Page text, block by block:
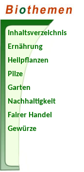
Inhaltsverzeichnis
Ernährung
Heilpflanzen
Pilze
Garten
Nachhaltigkeit
Fairer Handel
Gewürze